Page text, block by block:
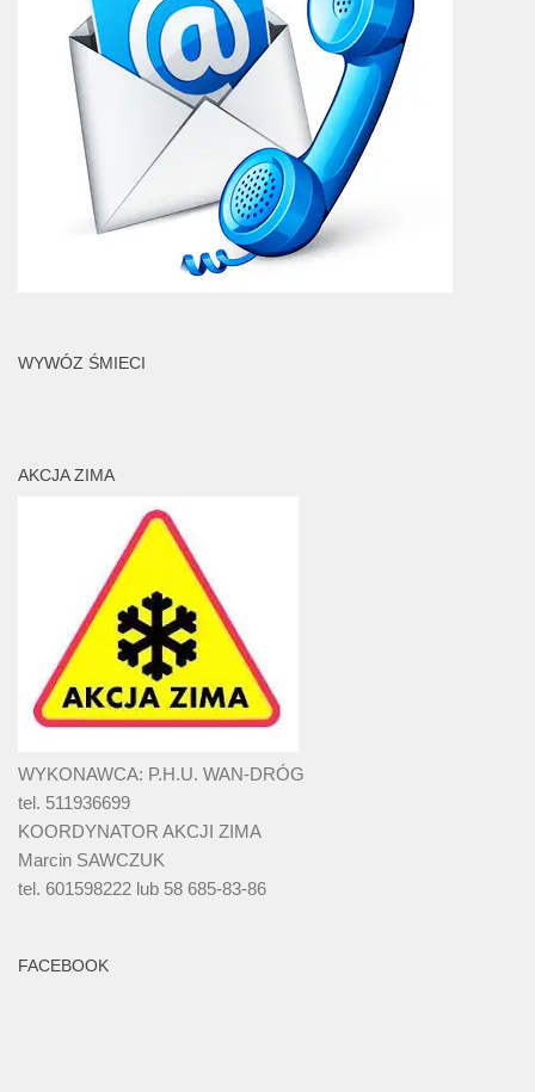
WYWÓZ ŚMIECI
AKCJA ZIMA
WYKONAWCA: P.H.U. WAN-DRÓG
tel. 511936699
KOORDYNATOR AKCJI ZIMA
Marcin SAWCZUK
tel. 601598222 lub 58 685-83-86
FACEBOOK